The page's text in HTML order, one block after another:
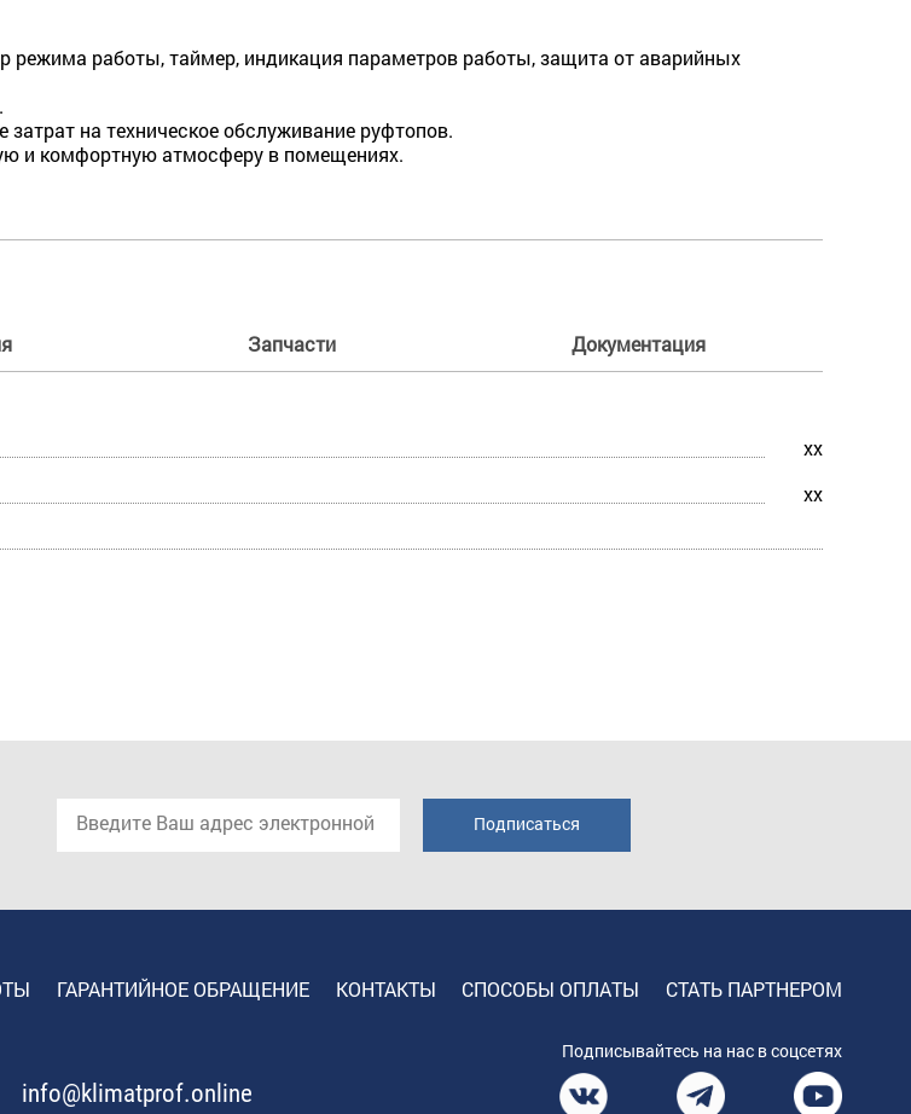
режима работы, таймер, индикация параметров работы, защита от аварийных
на техническое обслуживание руфтопов.
и комфортную атмосферу в помещениях.
Запчасти Документация
xx
xx
ГАРАНТИЙНОЕ ОБРАЩЕНИЕ КОНТАКТЫ СПОСОБЫ ОПЛАТЫ СТАТЬ ПАРТНЕРОМ
info@klimatprof.online
Подписывайтесь на нас в соцсетях